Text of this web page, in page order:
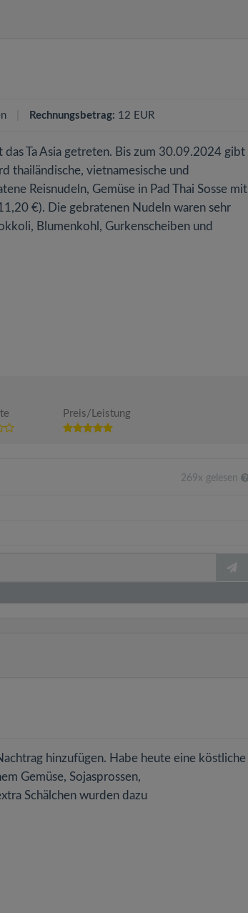
Rechnungsbetrag: 12 EUR
Ta Asia getreten. Bis zum 30.09.2024 gibt
thailändische, vietnamesische und
Reisnudeln, Gemüse in Pad Thai Sosse mit
€). Die gebratenen Nudeln waren sehr
Blumenkohl, Gurkenscheiben und
Preis/Leistung
269x gelesen
hinzufügen. Habe heute eine köstliche
Gemüse, Sojasprossen,
Schälchen wurden dazu